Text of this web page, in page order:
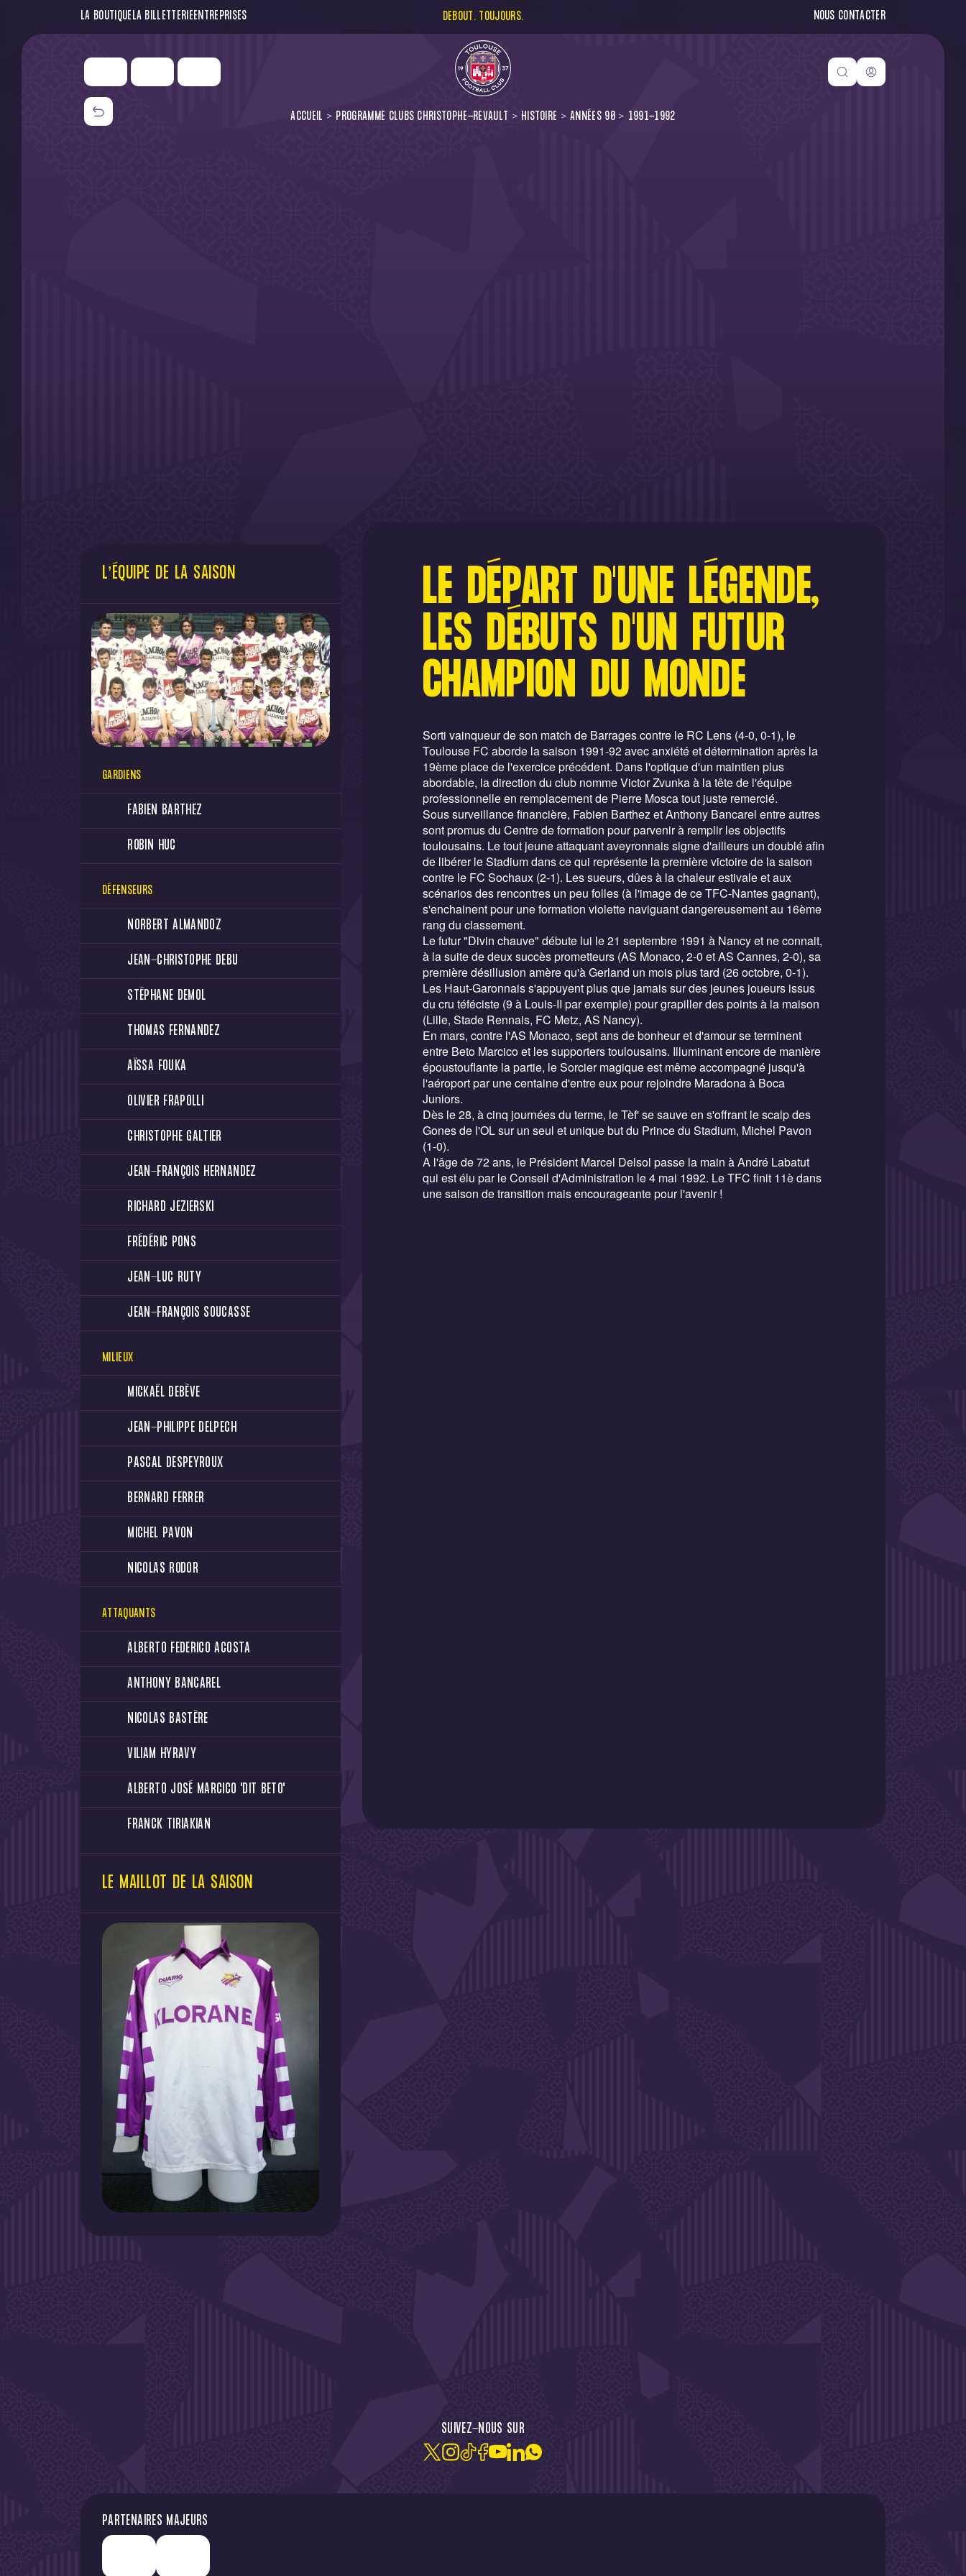
LA BOUTIQUELA BILLETTERIEENTREPRISES DEBOUT. TOUJOURS. NOUS CONTACTER
ACCUEIL PROGRAMME CLUBS CHRISTOPHE-REVAULT HISTOIRE ANNÉES 90 1991-1992
LE DÉPART D'UNE LÉGENDE,
LES DÉBUTS D'UN FUTUR
CHAMPION DU MONDE
Sorti vainqueur de son match de Barrages contre le RC Lens (4-0, 0-1), le
Toulouse FC aborde la saison 1991-92 avec anxiété et détermination après la
19ème place de l'exercice précédent. Dans l'optique d'un maintien plus
abordable, la direction du club nomme Victor Zvunka à la tête de l'équipe
professionnelle en remplacement de Pierre Mosca tout juste remercié.
Sous surveillance financière, Fabien Barthez et Anthony Bancarel entre autres
sont promus du Centre de formation pour parvenir à remplir les objectifs
toulousains. Le tout jeune attaquant aveyronnais signe d'ailleurs un doublé afin
de libérer le Stadium dans ce qui représente la première victoire de la saison
contre le FC Sochaux (2-1). Les sueurs, dûes à la chaleur estivale et aux
scénarios des rencontres un peu folles (à l'image de ce TFC-Nantes gagnant),
s'enchainent pour une formation violette naviguant dangereusement au 16ème
rang du classement.
Le futur "Divin chauve" débute lui le 21 septembre 1991 à Nancy et ne connait,
à la suite de deux succès prometteurs (AS Monaco, 2-0 et AS Cannes, 2-0), sa
première désillusion amère qu'à Gerland un mois plus tard (26 octobre, 0-1).
Les Haut-Garonnais s'appuyent plus que jamais sur des jeunes joueurs issus
du cru téféciste (9 à Louis-II par exemple) pour grapiller des points à la maison
(Lille, Stade Rennais, FC Metz, AS Nancy).
En mars, contre l'AS Monaco, sept ans de bonheur et d'amour se terminent
entre Beto Marcico et les supporters toulousains. Illuminant encore de manière
époustouflante la partie, le Sorcier magique est même accompagné jusqu'à
l'aéroport par une centaine d'entre eux pour rejoindre Maradona à Boca
Juniors.
Dès le 28, à cinq journées du terme, le Tèf' se sauve en s'offrant le scalp des
Gones de l'OL sur un seul et unique but du Prince du Stadium, Michel Pavon
(1-0).
A l'âge de 72 ans, le Président Marcel Delsol passe la main à André Labatut
qui est élu par le Conseil d'Administration le 4 mai 1992. Le TFC finit 11è dans
une saison de transition mais encourageante pour l'avenir !
L’ÉQUIPE DE LA SAISON
GARDIENS
FABIEN BARTHEZ
ROBIN HUC
DÉFENSEURS
NORBERT ALMANDOZ
JEAN-CHRISTOPHE DEBU
STÉPHANE DEMOL
THOMAS FERNANDEZ
AÏSSA FOUKA
OLIVIER FRAPOLLI
CHRISTOPHE GALTIER
JEAN-FRANÇOIS HERNANDEZ
RICHARD JEZIERSKI
FRÉDÉRIC PONS
JEAN-LUC RUTY
JEAN-FRANÇOIS SOUCASSE
MILIEUX
MICKAËL DEBÈVE
JEAN-PHILIPPE DELPECH
PASCAL DESPEYROUX
BERNARD FERRER
MICHEL PAVON
NICOLAS RODOR
ATTAQUANTS
ALBERTO FEDERICO ACOSTA
ANTHONY BANCAREL
NICOLAS BASTÈRE
VILIAM HYRAVY
ALBERTO JOSÉ MARCICO "DIT BETO"
FRANCK TIRIAKIAN
LE MAILLOT DE LA SAISON
SUIVEZ-NOUS SUR
PARTENAIRES MAJEURS